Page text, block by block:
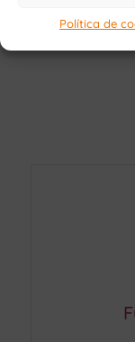
Política de